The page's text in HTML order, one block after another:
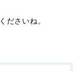
ださいね。